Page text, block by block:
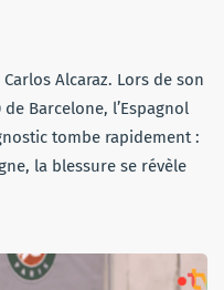
Alcaraz. Lors de son
Barcelone, l’Espagnol
tombe rapidement :
la blessure se révèle